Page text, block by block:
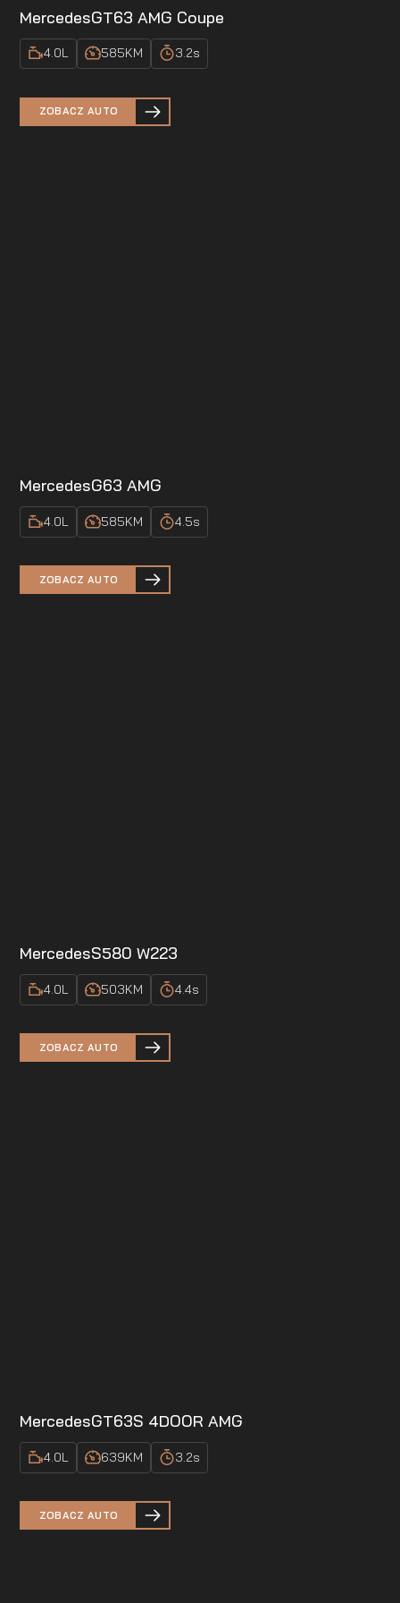
MercedesGT63 AMG Coupe
4.0L 585KM 3.2s
ZOBACZ AUTO
MercedesG63 AMG
4.0L 585KM 4.5s
ZOBACZ AUTO
MercedesS580 W223
4.0L 503KM 4.4s
ZOBACZ AUTO
MercedesGT63S 4DOOR AMG
4.0L 639KM 3.2s
ZOBACZ AUTO